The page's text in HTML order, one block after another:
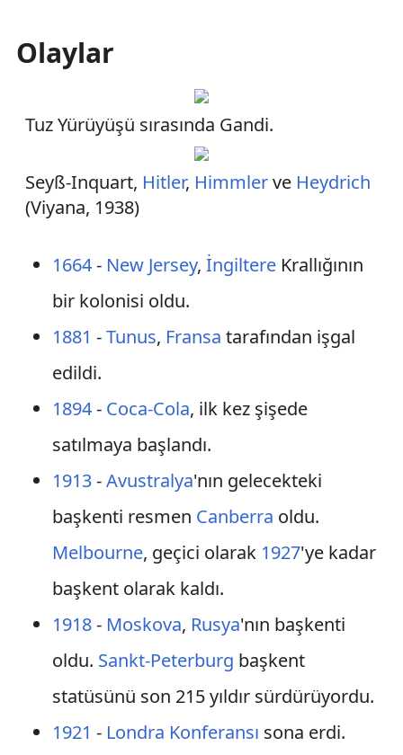
Olaylar
Tuz Yürüyüşü sırasında Gandi.
Seyß-Inquart, Hitler, Himmlerve Heydrich
(Viyana, 1938)
1664- New Jersey, İngiltereKrallığının
bir kolonisi oldu.
1881 -Tunus, Fransa tarafından işgal
edildi.
1894- Coca-Cola, ilk kez şişede
satılmaya başlandı.
1913-Avustralya'nın gelecekteki
başkenti resmen Canberra oldu.
Melbourne, geçici olarak 1927'ye kadar
başkent olarak kaldı.
1918- Moskova, Rusya'nın başkenti
oldu. Sankt-Peterburg başkent
statüsünü son 215 yıldır sürdürüyordu.
1921 - Londra Konferansı sona erdi.